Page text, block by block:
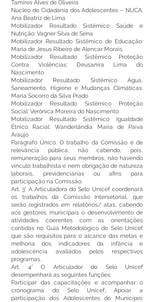
Tamires Alves de Oliveira
Núcleo de Cidadania dos Adolescentes – NUCA:
Ana Beatriz de Lima
Mobilizador Resultado Sistêmico Saúde e
Nutrição: Vagner Silva de Sena
Mobilizador Resultado Sistêmico de Educação:
Maria de Jesus Ribeiro de Alencar Morais
Mobilizador Resultado Sistêmico Proteção
Contra Violências: Deusanira Lima do
Nascimento
Mobilizador Resultado Sistêmico Água,
Saneamento, Higiene e Mudanças Climáticas:
Maria Socorro da Silva Prado
Mobilizador Resultado Sistêmico Proteção
Social: Verônica Moreira do Nascimento
Mobilizador Resultado Sistêmico Igualdade
Étnico Racial: Wanderlândia Maria de Paiva
Araújo
Parágrafo Único. O trabalho da Comissão é de
relevância pública, não cabendo, pois,
remuneração para seus membros, não havendo
vínculo trabalhista e nem obrigação de natureza
laborais, previdenciárias ou afins para
participação na Comissão.
Art. 3° A Articuladora do Selo Unicef coordenará
os trabalhos da Comissão Intersetorial, que
serão registrados em relatórios/ atas, cabendo
aos gestores municipais o desenvolvimento de
atividades coerentes com as orientações
contidas no Guia Metodológico do Selo Unicef
que são requisitos para o alcance das metas e
melhoria dos indicadores da infância e
adolescência avaliados pelos respectivos
programas.
Art. 4° O Articulador do Selo Unicef
desempenhará as seguintes funções:
Participar das capacitações e acompanhar o
cronograma do Selo Unicef; Apoiar a
participação dos Adolescentes do Município;